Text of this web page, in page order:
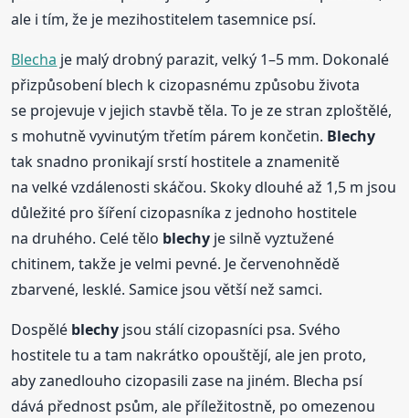
ale i tím, že je mezihostitelem tasemnice psí.
Blecha je malý drobný parazit, velký 1–5 mm. Dokonalé
přizpůsobení blech k cizopasnému způsobu života
se projevuje v jejich stavbě těla. To je ze stran zploštělé,
s mohutně vyvinutým třetím párem končetin. Blechy
tak snadno pronikají srstí hostitele a znamenitě
na velké vzdálenosti skáčou. Skoky dlouhé až 1,5 m jsou
důležité pro šíření cizopasníka z jednoho hostitele
na druhého. Celé tělo blechy je silně vyztužené
chitinem, takže je velmi pevné. Je červenohnědě
zbarvené, lesklé. Samice jsou větší než samci.
Dospělé blechy jsou stálí cizopasníci psa. Svého
hostitele tu a tam nakrátko opouštějí, ale jen proto,
aby zanedlouho cizopasili zase na jiném. Blecha psí
dává přednost psům, ale příležitostně, po omezenou